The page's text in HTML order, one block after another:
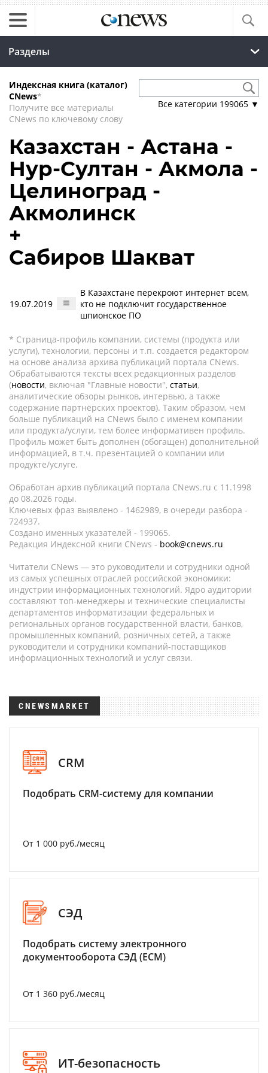
Разделы
Индексная книга (каталог)
CNews*
Получите все материалы
CNews по ключевому слову
Все категории 199065 ▼
Казахстан - Астана -
Нур-Султан - Акмола -
Целиноград -
Акмолинск
+
Сабиров Шакват
19.07.2019
В Казахстане перекроют интернет всем,
кто не подключит государственное
шпионское ПО
* Страница-профиль компании, системы (продукта или
услуги), технологии, персоны и т.п. создается редактором
на основе анализа архива публикаций портала CNews.
Обрабатываются тексты всех редакционных разделов
(новости, включая "Главные новости", статьи,
аналитические обзоры рынков, интервью, а также
содержание партнёрских проектов). Таким образом, чем
больше публикаций на CNews было с именем компании
или продукта/услуги, тем более информативен профиль.
Профиль может быть дополнен (обогащен) дополнительной
информацией, в т.ч. презентацией о компании или
продукте/услуге.
Обработан архив публикаций портала CNews.ru c 11.1998
до 08.2026 годы.
Ключевых фраз выявлено - 1462989, в очереди разбора -
724937.
Создано именных указателей - 199065.
Редакция Индексной книги CNews - book@cnews.ru
Читатели CNews — это руководители и сотрудники одной
из самых успешных отраслей российской экономики:
индустрии информационных технологий. Ядро аудитории
составляют топ-менеджеры и технические специалисты
департаментов информатизации федеральных и
региональных органов государственной власти, банков,
промышленных компаний, розничных сетей, а также
руководители и сотрудники компаний-поставщиков
информационных технологий и услуг связи.
CNEWSMARKET
CRM
Подобрать CRM-систему для компании
От 1 000 руб./месяц
СЭД
Подобрать систему электронного
документооборота СЭД (ECM)
От 1 360 руб./месяц
ИТ-безопасность